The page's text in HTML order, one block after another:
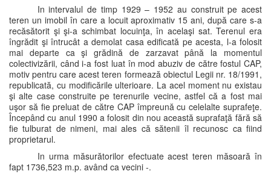
In intervalul de timp 1929 – 1952 au construit pe acest
teren un imobil în care a locuit aproximativ 15 ani, după care s-a
recăsătorit şi şi-a schimbat locuinţa, în acelaşi sat. Terenul era
îngrădit şi întrucât a demolat casa edificată pe acesta, l-a folosit
mai departe ca şi grădină de zarzavat până la momentul
colectivizării, când i-a fost luat în mod abuziv de către fostul CAP,
motiv pentru care acest teren formează obiectul Legii nr. 18/1991,
republicată, cu modificările ulterioare. La acel moment nu existau
şi alte case construite pe terenurile vecine, astfel că a fost mai
uşor să fie preluat de către CAP împreună cu celelalte suprafeţe.
Începând cu anul 1990 a folosit din nou această suprafaţă fără să
fie tulburat de nimeni, mai ales că sătenii îl recunosc ca fiind
proprietarul.
In urma măsurătorilor efectuate acest teren măsoară în
fapt 1736,523 m.p. având ca vecini -.